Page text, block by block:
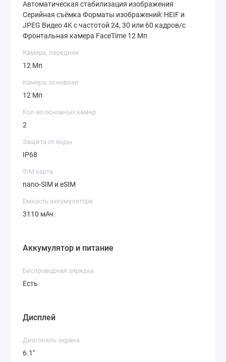
Автоматическая стабилизация изображения
Серийная съёмка Форматы изображений: HEIF и
JPEG Видео 4K с частотой 24, 30 или 60 кадров / с
Фронтальная камера FaceTime 12 Мп
Камера, передняя
12 Мп
Камера, основная
12 Мп
Кол-во основных камер
2
Защита от воды
IP68
SIM карта
nano-SIM и eSIM
Емкость аккумулятора
3110 мАч
Аккумулятор и питание
Беспроводная зярядка
Есть
Дисплей
Диагональ экрана
6.1"